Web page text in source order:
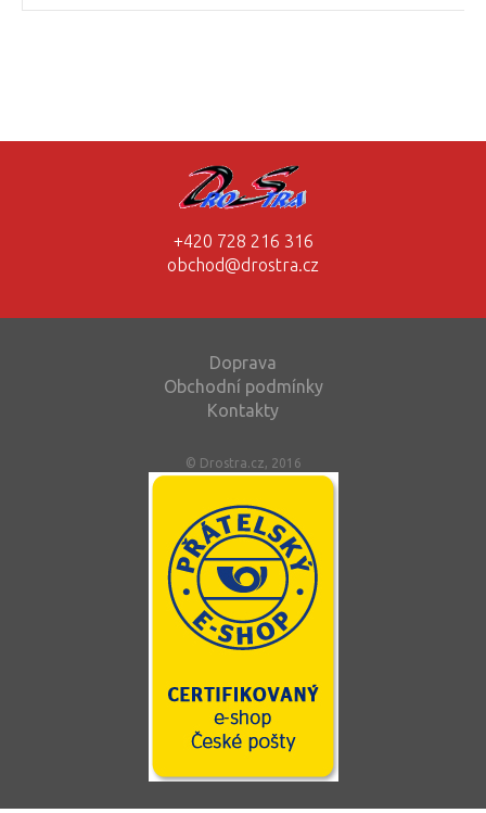
+420 728 216 316
obchod@drostra.cz
Doprava
Obchodní podmínky
Kontakty
© Drostra.cz, 2016